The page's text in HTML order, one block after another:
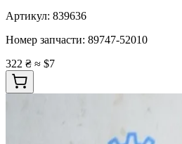
Артикул: 839636
Номер запчасти: 89747-52010
322 ₴ ≈ $7